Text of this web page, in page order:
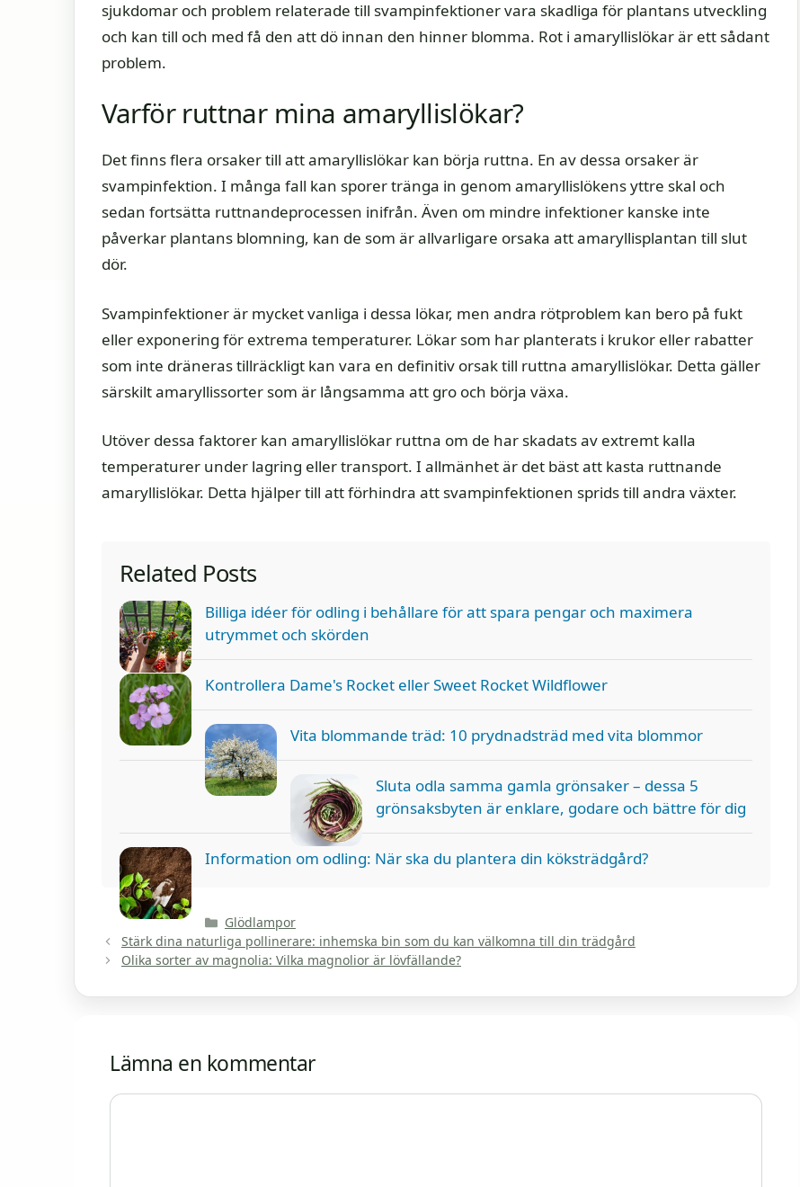
sjukdomar och problem relaterade till svampinfektioner vara skadliga för plantans utveckling
och kan till och med få den att dö innan den hinner blomma. Rot i amaryllislökar är ett sådant
problem.
Varför ruttnar mina amaryllislökar?
Det finns flera orsaker till att amaryllislökar kan börja ruttna. En av dessa orsaker är
svampinfektion. I många fall kan sporer tränga in genom amaryllislökens yttre skal och
sedan fortsätta ruttnandeprocessen inifrån. Även om mindre infektioner kanske inte
påverkar plantans blomning, kan de som är allvarligare orsaka att amaryllisplantan till slut
dör.
Svampinfektioner är mycket vanliga i dessa lökar, men andra rötproblem kan bero på fukt
eller exponering för extrema temperaturer. Lökar som har planterats i krukor eller rabatter
som inte dräneras tillräckligt kan vara en definitiv orsak till ruttna amaryllislökar. Detta gäller
särskilt amaryllissorter som är långsamma att gro och börja växa.
Utöver dessa faktorer kan amaryllislökar ruttna om de har skadats av extremt kalla
temperaturer under lagring eller transport. I allmänhet är det bäst att kasta ruttnande
amaryllislökar. Detta hjälper till att förhindra att svampinfektionen sprids till andra växter.
Related Posts
Billiga idéer för odling i behållare för att spara pengar och maximera
utrymmet och skörden
Kontrollera Dame's Rocket eller Sweet Rocket Wildflower
Vita blommande träd: 10 prydnadsträd med vita blommor
Sluta odla samma gamla grönsaker – dessa 5
grönsaksbyten är enklare, godare och bättre för dig
Information om odling: När ska du plantera din köksträdgård?
Kategorier
Glödlampor
Stärk dina naturliga pollinerare: inhemska bin som du kan välkomna till din trädgård
Olika sorter av magnolia: Vilka magnolior är lövfällande?
Lämna en kommentar
Kommentar